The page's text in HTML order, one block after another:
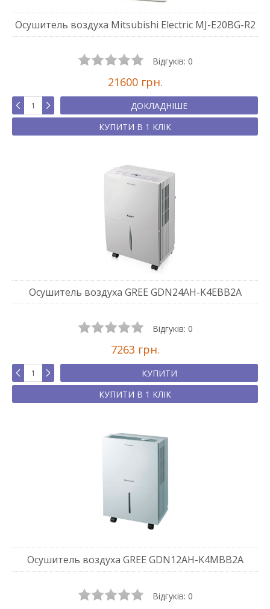
Осушитель воздуха Mitsubishi Electric MJ-E20BG-R2
Відгуків: 0
21600 грн.
ДОКЛАДНІШЕ
КУПИТИ В 1 КЛІК
Осушитель воздуха GREE GDN24AH-K4EBB2A
Відгуків: 0
7263 грн.
КУПИТИ
КУПИТИ В 1 КЛІК
Осушитель воздуха GREE GDN12AH-K4MBB2A
Відгуків: 0